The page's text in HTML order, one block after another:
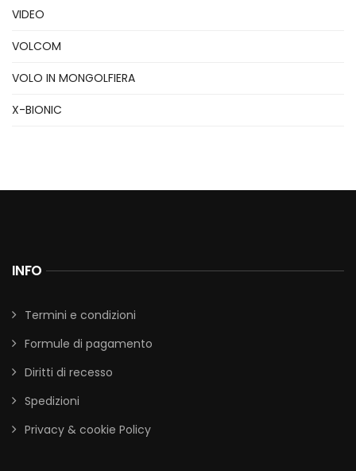
VIDEO
VOLCOM
VOLO IN MONGOLFIERA
X-BIONIC
INFO
Termini e condizioni
Formule di pagamento
Diritti di recesso
Spedizioni
Privacy & cookie Policy